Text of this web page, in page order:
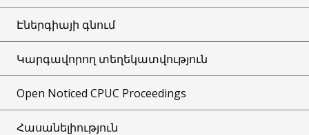
Էներգիայի գնում
Կարգավորող տեղեկատվություն
Open Noticed CPUC Proceedings
Հասանելիություն